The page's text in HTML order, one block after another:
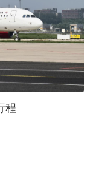
程